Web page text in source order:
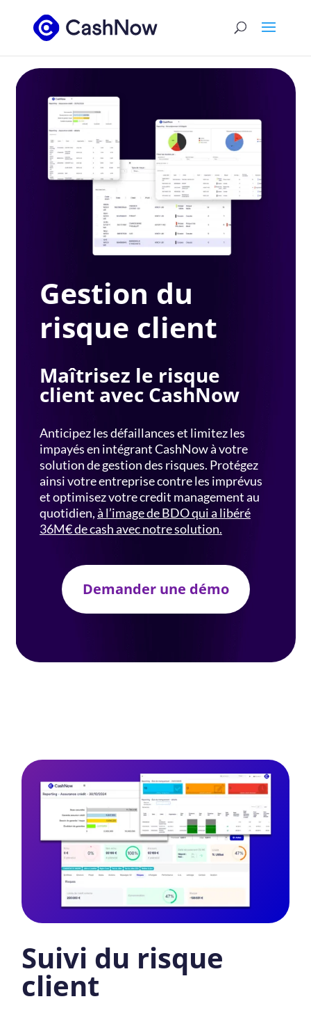
Gestion du
risque client
Maîtrisez le risque
client avec CashNow
Anticipez les défaillances et limitez les
impayés en intégrant CashNow à votre
solution de gestion des risques. Protégez
ainsi votre entreprise contre les imprévus
et optimisez votre credit management au
quotidien,à l’image de BDO qui a libéré
36M€ de cash avec notre solution.
Demander une démo
Suivi du risque
client